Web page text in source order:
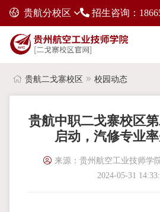
贵航分校区 招生咨询：
贵航二戈寨校区 校园动态
贵航中职二戈寨校区
启动，汽修专业率
来源：贵州航空工业技师学
2024-05-31